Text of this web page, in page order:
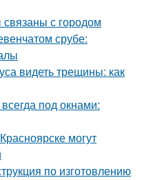
с городом
срубе:
видеть трещины: как
под окнами:
могут
по изготовлению